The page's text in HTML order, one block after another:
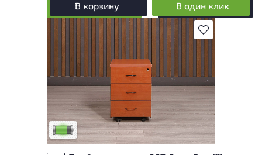
В корзину В один клик
В избранное
У товара присутствуют незначительные
следы эксплуатации, не влияющие на
удобство его использования
Низкая степень износа